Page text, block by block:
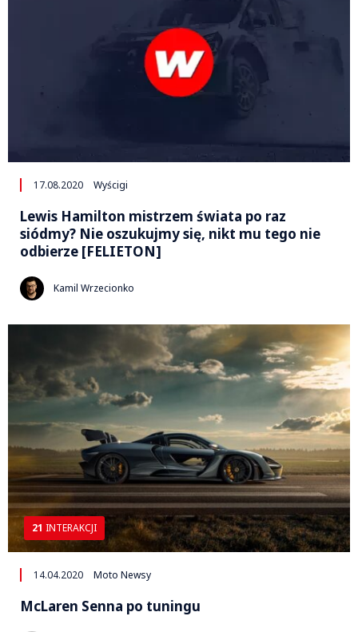
17.08.2020 Wyścigi
Lewis Hamilton mistrzem świata po raz
siódmy? Nie oszukujmy się, nikt mu tego nie
odbierze [FELIETON]
Kamil Wrzecionko
21 INTERAKCJI
14.04.2020 Moto Newsy
McLaren Senna po tuningu